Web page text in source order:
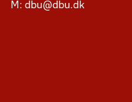
M: dbu@dbu.dk